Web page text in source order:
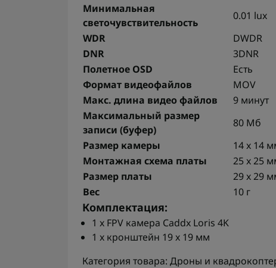
Минимальная
светочувствительность
0.01 lux
WDR
DWDR
DNR
3DNR
Полетное OSD
Есть
Формат видеофайлов
MOV
Макс. длина видео файлов
9 минут
Максимальный размер
записи (буфер)
80 Мб
Размер камеры
14 x 14
Монтажная схема платы
25 x 25
Размер платы
29 x 29
Вес
10 г
Комплектация:
1 x FPV камера Caddx Loris 4K
1 x кронштейн 19 x 19 мм
Категория товара: Дроны и